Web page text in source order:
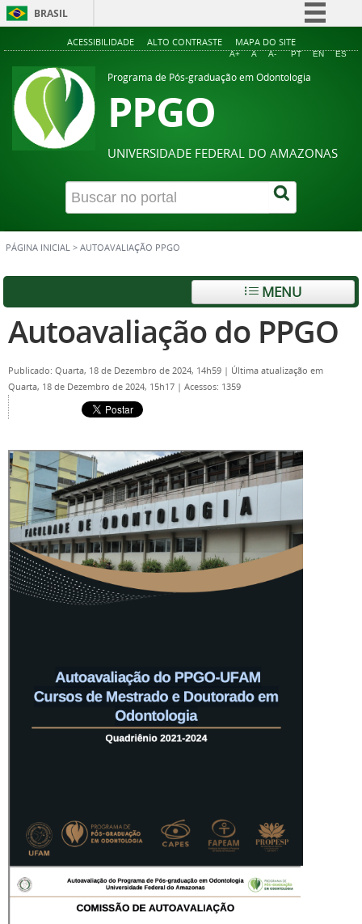
BRASIL
Simplifique!
Acesso à informação
ACESSIBILIDADE ALTO CONTRASTE MAPA DO SITE
A+ A A- PT EN ES
Programa de Pós-graduação em Odontologia
PPGO
UNIVERSIDADE FEDERAL DO AMAZONAS
PÁGINA INICIAL > AUTOAVALIAÇÃO PPGO
MENU
Autoavaliação do PPGO
Publicado: Quarta, 18 de Dezembro de 2024, 14h59 | Última atualização em
Quarta, 18 de Dezembro de 2024, 15h17 | Acessos: 1359